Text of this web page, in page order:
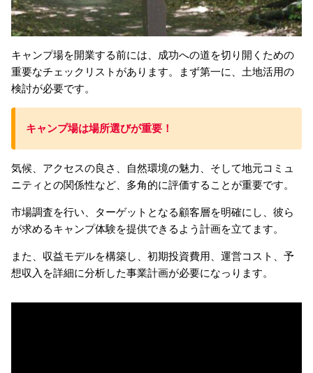
キャンプ場を開業する前には、成功への道を切り開くための
重要なチェックリストがあります。まず第一に、土地活用の
検討が必要です。
キャンプ場は場所選びが重要 ！
気候、アクセスの良さ、自然環境の魅力、そして地元コミュ
ニティとの関係性など、多角的に評価することが重要です。
市場調査を行い、ターゲットとなる顧客層を明確にし、彼ら
が求めるキャンプ体験を提供できるよう計画を立てます。
また、収益モデルを構築し、初期投資費用、運営コスト、予
想収入を詳細に分析した事業計画が必要になっります。